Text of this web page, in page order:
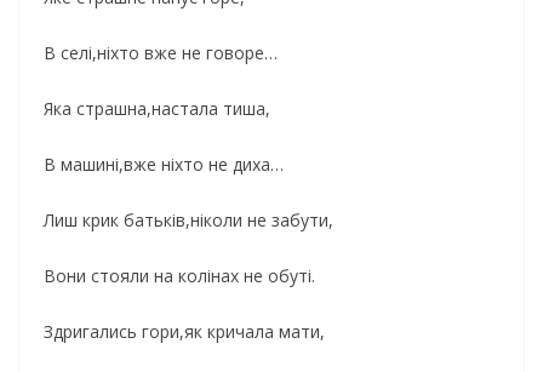
В селі,ніхто вже не говоре…
Яка страшна,настала тиша,
В машині,вже ніхто не диха…
Лиш крик батьків,ніколи не забути,
Вони стояли на колінах не обуті.
Здригались гори,як кричала мати,